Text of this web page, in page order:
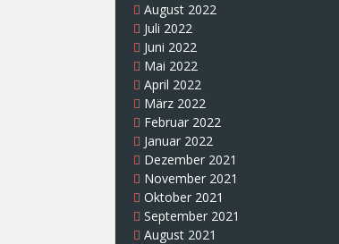
August 2022
Juli 2022
Juni 2022
Mai 2022
April 2022
März 2022
Februar 2022
Januar 2022
Dezember 2021
November 2021
Oktober 2021
September 2021
August 2021